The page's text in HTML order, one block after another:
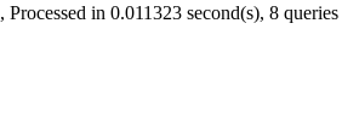
, Processed in 0.011323 second(s), 8 queries